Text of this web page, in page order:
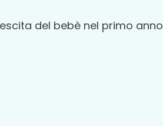
del bebè nel primo anno